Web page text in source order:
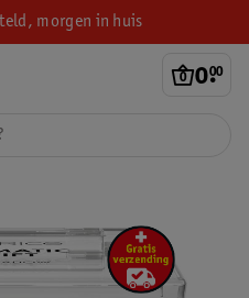
morgen in huis
0.
00